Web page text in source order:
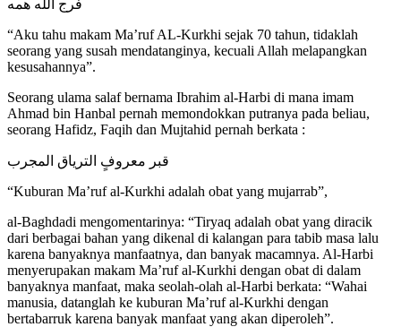
فرج الله همه
“Aku tahu makam Ma’ruf AL-Kurkhi sejak 70 tahun, tidaklah
seorang yang susah mendatanginya, kecuali Allah melapangkan
kesusahannya”.
Seorang ulama salaf bernama Ibrahim al-Harbi di mana imam
Ahmad bin Hanbal pernah memondokkan putranya pada beliau,
seorang Hafidz, Faqih dan Mujtahid pernah berkata :
قبر معروفٍ الترياق المجرب
“Kuburan Ma’ruf al-Kurkhi adalah obat yang mujarrab”,
al-Baghdadi mengomentarinya: “Tiryaq adalah obat yang diracik
dari berbagai bahan yang dikenal di kalangan para tabib masa lalu
karena banyaknya manfaatnya, dan banyak macamnya. Al-Harbi
menyerupakan makam Ma’ruf al-Kurkhi dengan obat di dalam
banyaknya manfaat, maka seolah-olah al-Harbi berkata: “Wahai
manusia, datanglah ke kuburan Ma’ruf al-Kurkhi dengan
bertabarruk karena banyak manfaat yang akan diperoleh”.